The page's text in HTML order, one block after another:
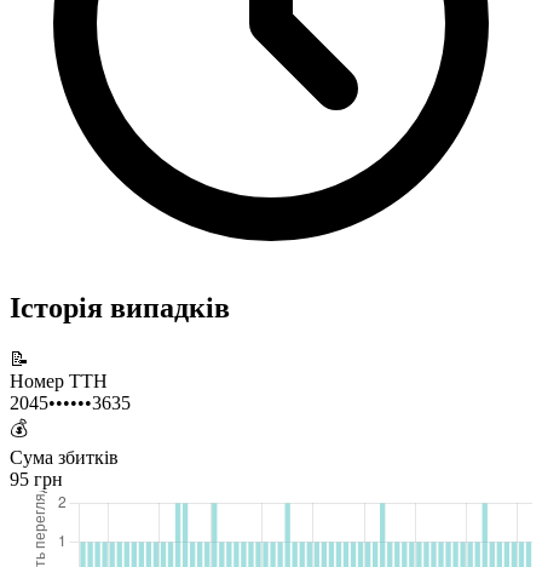
Історія випадків
📝
Номер ТТН
2045••••••3635
💰
Сума збитків
95 грн